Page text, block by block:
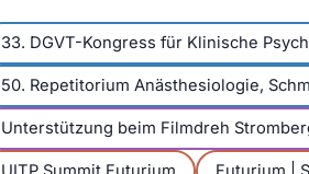
33. DGVT-Kongress für Klinische
50. Repetitorium Anästhesiologie,
Unterstützung beim Filmdreh